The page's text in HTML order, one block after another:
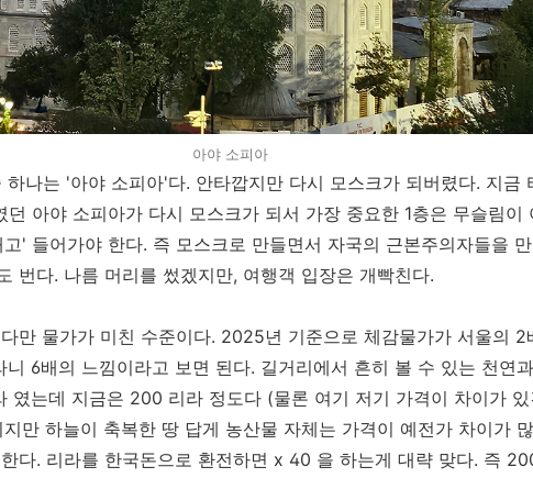
아야 소피아
나는 '아야 소피아'다. 안타깝지만 다시 모스크가 되버렸다. 지금
아야 소피아가 다시 모스크가 되서 가장 중요한 1층은 무슬림이
' 들어가야 한다. 즉 모스크로 만들면서 자국의 근본주의자들을
번다. 나름 머리를 썼겠지만, 여행객 입장은 개빡친다.
만 물가가 미친 수준이다. 2025년 기준으로 체감물가가 서울의 2
6배의 느낌이라고 보면 된다. 길거리에서 흔히 볼 수 있는 천연
였는데 지금은 200 리라 정도다 (물론 여기 저기 가격이 차이가
만 하늘이 축복한 땅 답게 농산물 자체는 가격이 예전가 차이가
다. 리라를 한국돈으로 환전하면 x 40 을 하는게 대략 맞다. 즉